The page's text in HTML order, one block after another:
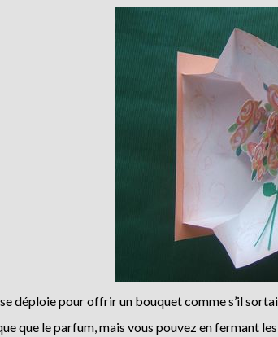
déploie pour offrir un bouquet comme s’il
que le parfum, mais vous pouvez en fermant les